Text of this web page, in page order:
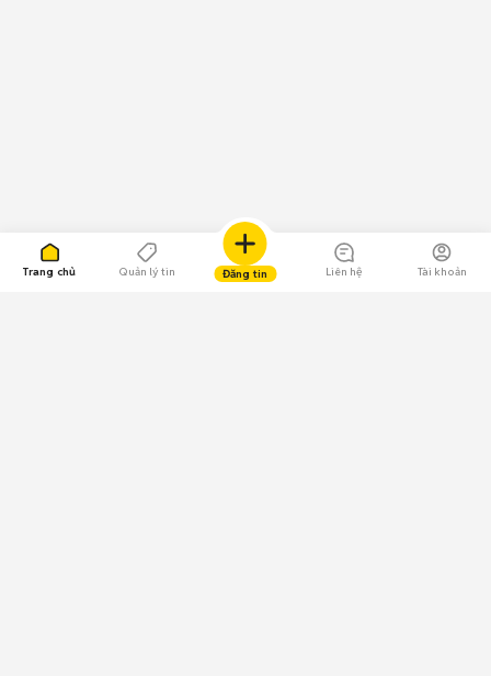
Trang chủ Quản lý tin Đăng tin Liên hệ Tài khoản